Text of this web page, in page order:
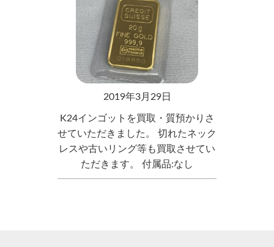
2019年3月29日
K24インゴットを買取・質預かりさ
せていただきました。 切れたネック
レスや古いリング等も買取させてい
ただきます。 付属品:なし